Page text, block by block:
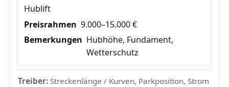
Hublift
9.000–15.000 €
Hubhöhe, Fundament,
Wetterschutz
Treiber:Streckenlänge / Kurven, Parkposition, Strom